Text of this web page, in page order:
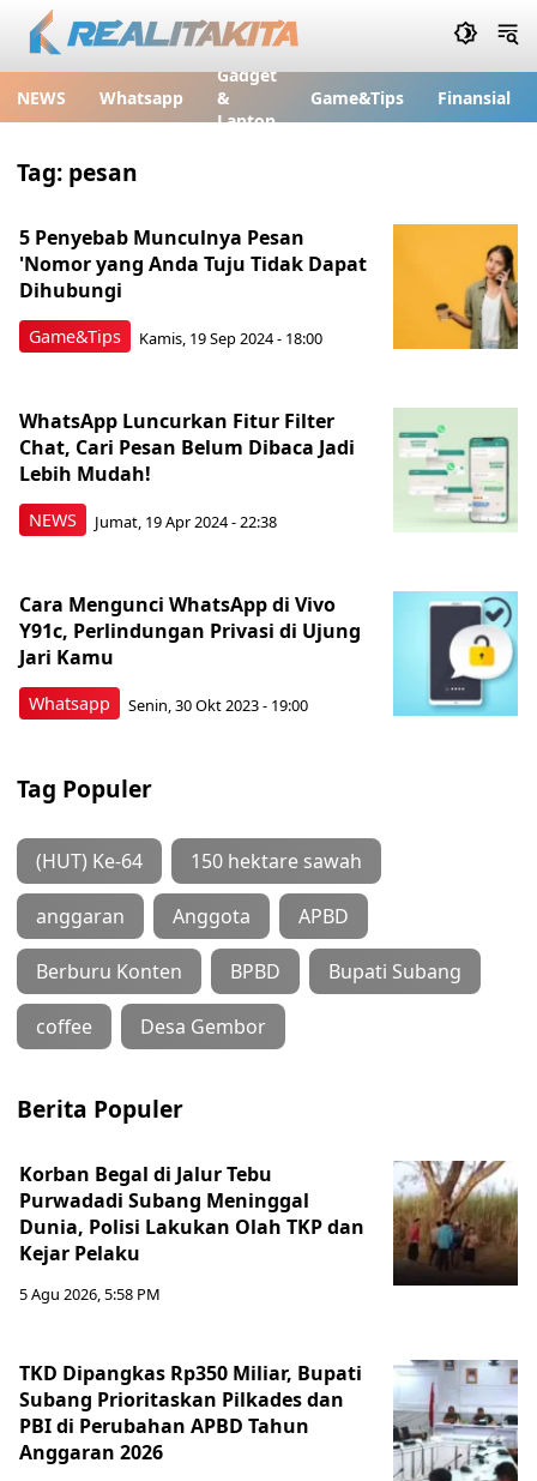
NEWS Whatsapp
Gadget
&
Laptop
Game&Tips Finansial
Tag: pesan
Game&Tips
5 Penyebab Munculnya Pesan
'Nomor yang Anda Tuju Tidak Dapat
Dihubungi
Kamis, 19 Sep 2024 - 18:00
NEWS
WhatsApp Luncurkan Fitur Filter
Chat, Cari Pesan Belum Dibaca Jadi
Lebih Mudah!
Jumat, 19 Apr 2024 - 22:38
Whatsapp
Cara Mengunci WhatsApp di Vivo
Y91c, Perlindungan Privasi di Ujung
Jari Kamu
Senin, 30 Okt 2023 - 19:00
Tag Populer
(HUT) Ke-64 150 hektare sawah
anggaran Anggota APBD
Berburu Konten BPBD Bupati Subang
coffee Desa Gembor
Berita Populer
Korban Begal di Jalur Tebu
Purwadadi Subang Meninggal
Dunia, Polisi Lakukan Olah TKP dan
Kejar Pelaku
5 Agu 2026, 5:58 PM
TKD Dipangkas Rp350 Miliar, Bupati
Subang Prioritaskan Pilkades dan
PBI di Perubahan APBD Tahun
Anggaran 2026